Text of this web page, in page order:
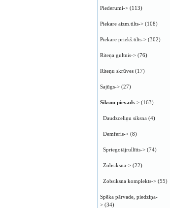
Piederumi-> (113)
Piekare aizm.tilts-> (108)
Piekare priekš.tilts-> (302)
Riteņa gultnis-> (76)
Riteņu skrūves (17)
Sajūgs-> (27)
Siksnu pievads-> (163)
Daudzceliņu siksna (4)
Demferis-> (8)
Spriegotājrullītis-> (74)
Zobsiksna-> (22)
Zobsiksna komplekts-> (55)
Spēka pārvade, piedziņa-
> (34)